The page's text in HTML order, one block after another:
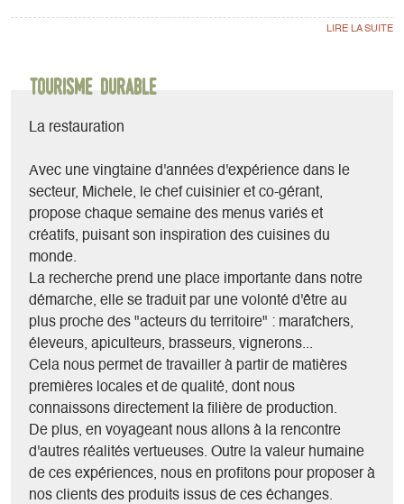
- Cafés de spécialité, vins biologiques et naturels (sur place
- Petite épicerie de produits du Trièves ;
déjeuner, pique-nique, dîner ;
- Accueil d'événements privés, possibilité de privatiser la
salle : mariages, fêtes de famille, événements
professionnels ;
- Plats à emporter, traiteur ;
- Accueil d'expositions, présentations, vernissages ;
- Le mardi soir, co-organisation et accueil du Marché de
producteurs et artisans du Percy et des événements festifs
associés (concerts, théâtre..) ;
Tourisme durable
La restauration
Avec une vingtaine d'années d'expérience dans le
secteur, Michele, le chef cuisinier et co-gérant,
propose chaque semaine des menus variés et
créatifs, puisant son inspiration des cuisines du
monde.
La recherche prend une place importante dans notre
démarche, elle se traduit par une volonté d'être au
plus proche des "acteurs du territoire" : maraîchers,
éleveurs, apiculteurs, brasseurs, vignerons...
Cela nous permet de travailler à partir de matières
premières locales et de qualité, dont nous
connaissons directement la filière de production.
De plus, en voyageant nous allons à la rencontre
d'autres réalités vertueuses. Outre la valeur humaine
de ces expériences, nous en profitons pour proposer à
nos clients des produits issus de ces échanges.